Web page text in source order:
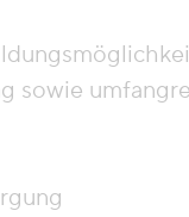
sowie